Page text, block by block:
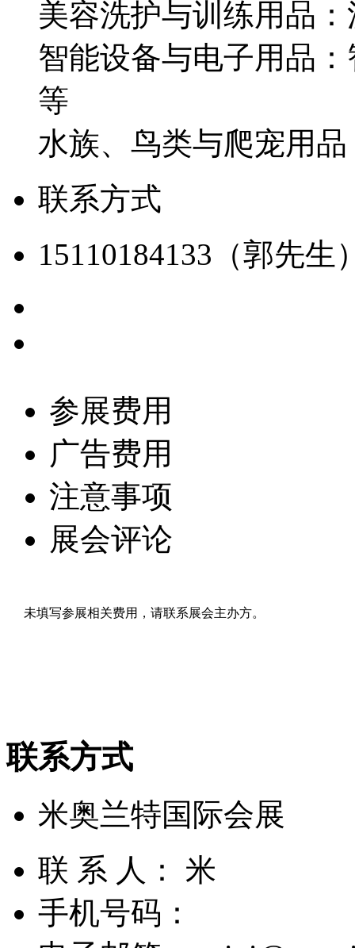
美容洗护与训练用品
智能设备与电子用品
等
水族、鸟类与爬宠用
联系方式
15110184133（郭先生
参展费用
广告费用
注意事项
展会评论
未填写参展相关费用，请联系展会主办方。
联系方式
米奥兰特国际会展
联 系 人： 米
手机号码：